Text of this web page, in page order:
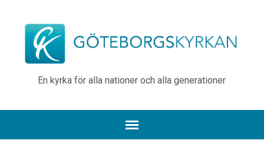
En kyrka för alla nationer och alla generationer